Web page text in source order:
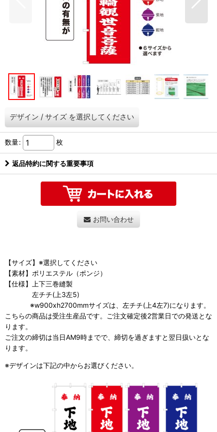
デザイン / サイズ を選択してください
数量: 枚
返品特約に関する重要事項
お問い合わせ
【サイズ】※選択してください
【素材】ポリエステル（ポンジ）
【仕様】上下三巻縫製
左チチ(上3左5)
※w900xh2700mmサイズは、左チチ(上4左7)になります。
こちらの商品は受注生産品です。ご注文確定後2営業日での発送とな
ります。
ご注文の締切は当日AM9時までで、締切を過ぎますと翌日扱いとな
ります。
※デザインは下記の中からお選びください。